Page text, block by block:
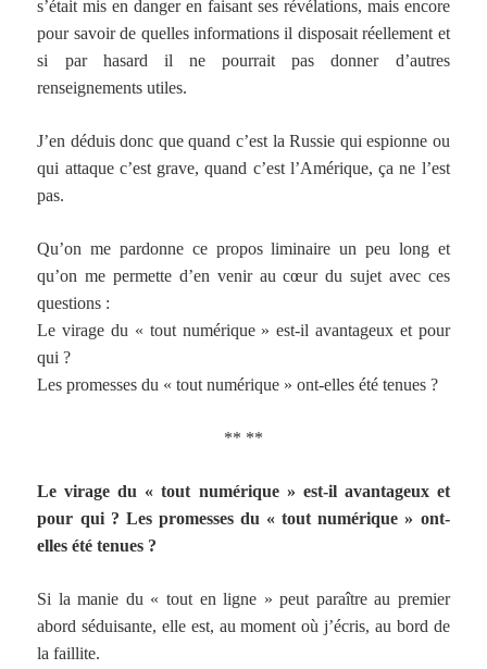
s’était mis en danger en faisant ses révélations, mais encore
pour savoir de quelles informations il disposait réellement et
si par hasard il ne pourrait pas donner d’autres
renseignements utiles.
J’en déduis donc que quand c’est la Russie qui espionne ou
qui attaque c’est grave, quand c’est l’Amérique, ça ne l’est
pas.
Qu’on me pardonne ce propos liminaire un peu long et
qu’on me permette d’en venir au cœur du sujet avec ces
questions :
Le virage du « tout numérique » est-il avantageux et pour
qui ?
Les promesses du « tout numérique » ont-elles été tenues ?
** **
Le virage du « tout numérique » est-il avantageux et
pour qui ? Les promesses du « tout numérique » ont-
elles été tenues ?
Si la manie du « tout en ligne » peut paraître au premier
abord séduisante, elle est, au moment où j’écris, au bord de
la faillite.